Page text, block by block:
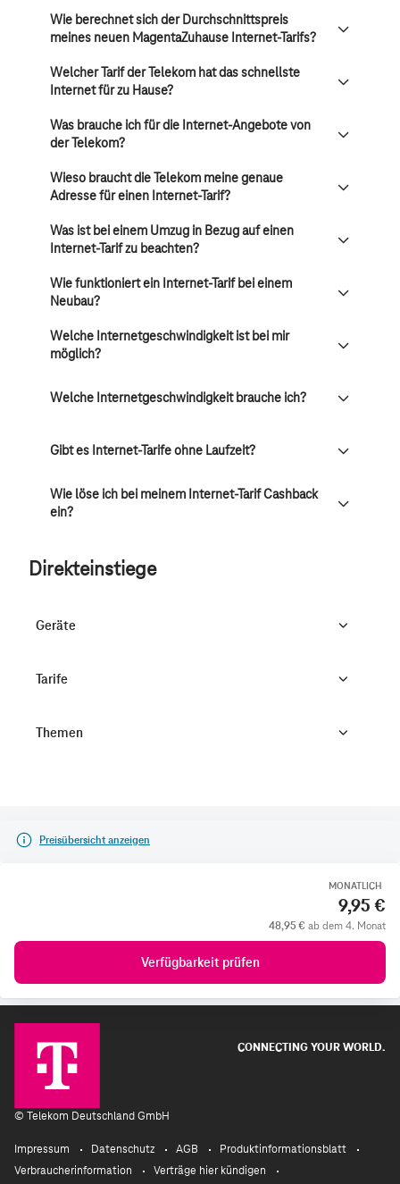
Wie berechnet sich der Durchschnittspreis
meines neuen MagentaZuhause Internet-Tarifs?
Welcher Tarif der Telekom hat das schnellste
Internet für zu Hause?
Was brauche ich für die Internet-Angebote von
der Telekom?
Wieso braucht die Telekom meine genaue
Adresse für einen Internet-Tarif?
Was ist bei einem Umzug in Bezug auf einen
Internet-Tarif zu beachten?
Wie funktioniert ein Internet-Tarif bei einem
Neubau?
Welche Internetgeschwindigkeit ist bei mir
möglich?
Welche Internetgeschwindigkeit brauche ich?
Gibt es Internet-Tarife ohne Laufzeit?
Wie löse ich bei meinem Internet-Tarif Cashback
ein?
Direkteinstiege
Geräte
Tarife
Themen
Preisübersicht anzeigen
MONATLICH
9,95 €
48,95 € ab dem 4. Monat
Verfügbarkeit prüfen
CONNECTING YOUR WORLD.
© Telekom Deutschland GmbH
Impressum Datenschutz AGB
Produktinformationsblatt
Verbraucherinformation
Verträge hier kündigen